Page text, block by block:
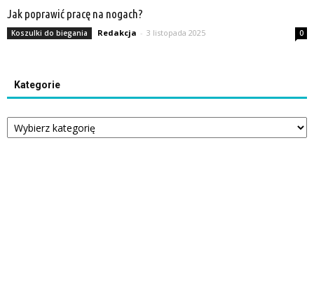
Jak poprawić pracę na nogach?
Koszulki do biegania Redakcja - 3 listopada 2025 0
Kategorie
Kategorie